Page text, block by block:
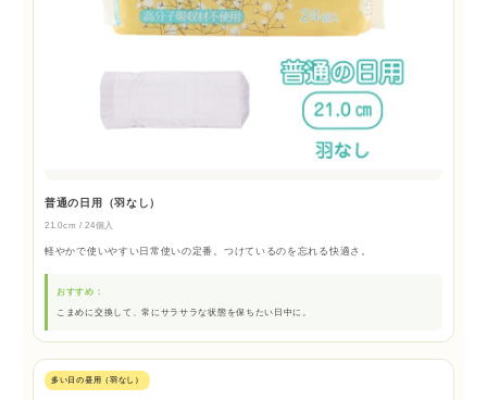
普通の日用（羽なし）
21.0cm / 24個入
軽やかで使いやすい日常使いの定番。つけているのを忘れる快適さ。
おすすめ：
こまめに交換して、常にサラサラな状態を保ちたい日中に。
多い日の昼用（羽なし）